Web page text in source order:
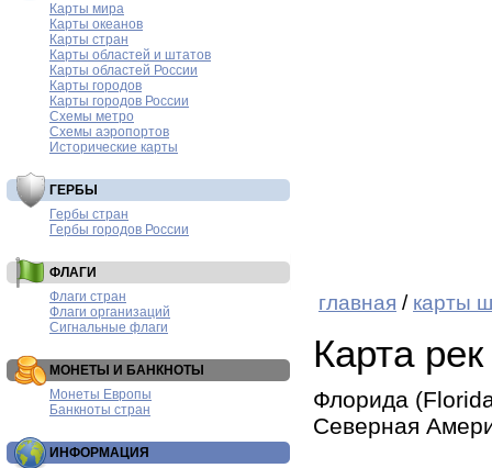
Карты мира
Карты океанов
Карты стран
Карты областей и штатов
Карты областей России
Карты городов
Карты городов России
Схемы метро
Схемы аэропортов
Исторические карты
ГЕРБЫ
Гербы стран
Гербы городов России
ФЛАГИ
Флаги стран
Флаги организаций
Сигнальные флаги
МОНЕТЫ И БАНКНОТЫ
Монеты Европы
Банкноты стран
ИНФОРМАЦИЯ
главная / карты
Карта
Флорида
Северная